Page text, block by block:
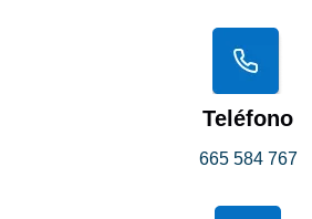
Teléfono
665 584 767